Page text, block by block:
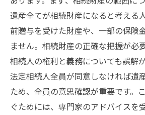
遺産全てが相続財産になると考える
前贈与を受けた財産や、一部の保険
ません。相続財産の正確な把握が必
相続人の権利と義務についても誤解
法定相続人全員が同意しなければ遺
ため、全員の意思確認が重要です。
ぐためには、専門家のアドバイスを